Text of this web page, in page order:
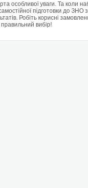
особливої уваги. Та коли
підготовки до
Робіть корисні
вибір!